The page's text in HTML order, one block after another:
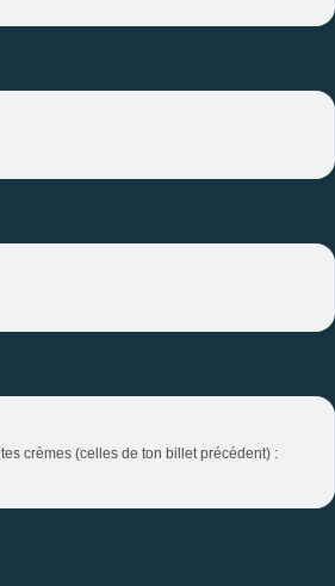
crèmes (celles de ton billet précédent) :